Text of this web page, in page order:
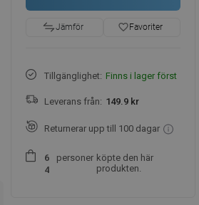
Jämför favorite_borderFavoriter
Tillgänglighet: Finns i lager först
Leverans från: 149.9 kr
Returnerar upp till 100 dagar
6
4
personer köpte den här
produkten.